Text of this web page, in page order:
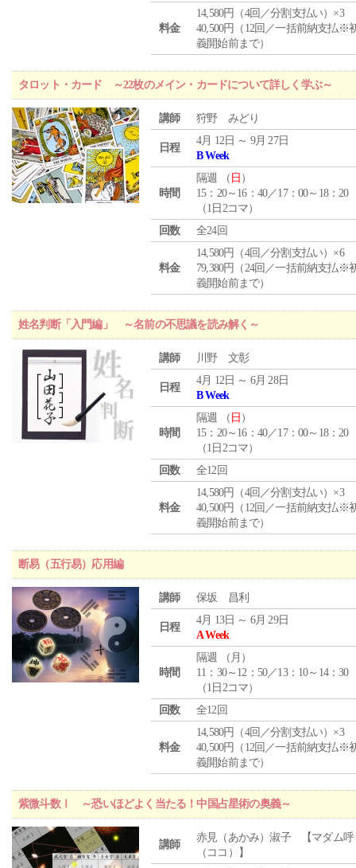
料金
14,580円（4回／分割支払い）×3
40,500円（12回／一括前納支払※
義開始前まで）
タロット・カード ～22枚のメイン・カードについて詳しく学ぶ～
講師 狩野 みどり
日程
4月 12日 ～ 9月 27日
B Week
時間
隔週 （ 日 ）
15：20～16：40／17：00～18：20
（1日2コマ）
回数
全24回
料金
14,580円（4回／分割支払い）×6
79,380円（24回／一括前納支払※
義開始前まで）
姓名判断「入門編」 ～名前の不思議を読み解く～
講師 川野 文彰
日程
4月 12日 ～ 6月 28日
B Week
時間
隔週 （ 日 ）
15：20～16：40／17：00～18：20
（1日2コマ）
回数
全12回
料金
14,580円（4回／分割支払い）×3
40,500円（12回／一括前納支払※
義開始前まで）
断易（五行易）応用編
講師 保坂 昌利
日程
4月 13日 ～ 6月 29日
A Week
時間
隔週 （ 月 ）
11：30～12：50／13：10～14：30
（1日2コマ）
回数
全12回
料金
14,580円（4回／分割支払い）×3
40,500円（12回／一括前納支払※
義開始前まで）
紫微斗数Ⅰ ～恐いほどよく当たる！中国占星術の奥義～
講師
赤見（あかみ）淑子 【マダム呼
（ココ）】